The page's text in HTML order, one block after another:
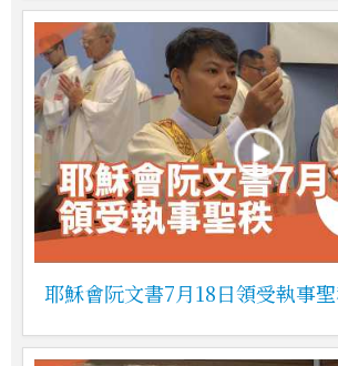
耶穌會阮文書7月18日領受執事